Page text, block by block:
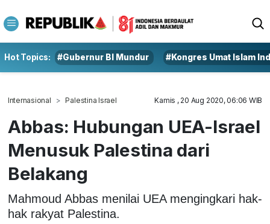
Hot Topics: #Gubernur BI Mundur #Kongres Umat Islam
Internasional Palestina Israel Kamis , 20 Aug 2020, 06:06 WIB
Abbas: Hubungan UEA-Israel
Menusuk Palestina dari
Belakang
Mahmoud Abbas menilai UEA mengingkari hak-
hak rakyat Palestina.